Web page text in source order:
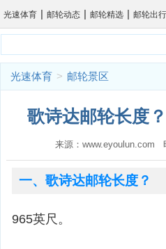
光速体育 | 邮轮动态 | 邮轮精选 | 邮轮出行
光速体育 > 邮轮景区
歌诗达邮轮长度
来源：
一、歌诗达邮轮长度？
965英尺。